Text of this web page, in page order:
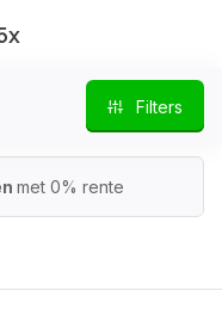
Filters
met 0% rente